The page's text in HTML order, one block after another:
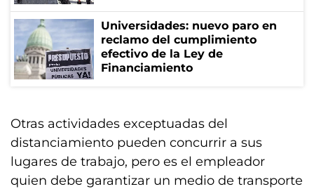
Universidades: nuevo paro en
reclamo del cumplimiento
efectivo de la Ley de
Financiamiento
Otras actividades exceptuadas del
distanciamiento pueden concurrir a sus
lugares de trabajo, pero es el empleador
quien debe garantizar un medio de transporte